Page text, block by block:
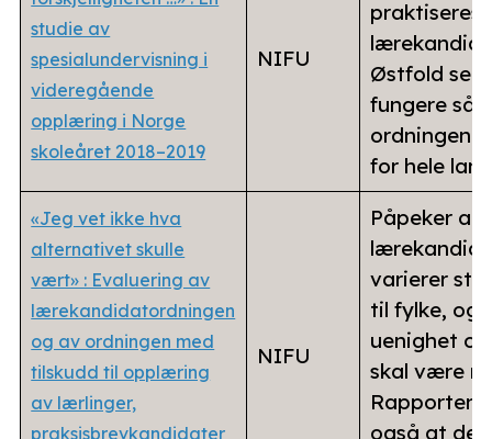
studie av
spesialundervisning i
videregående
opplæring i Norge
skoleåret 2018–2019
NIFU
praktiseres
Østfold ser
fungere så
ordningen
for hele
«Jeg vet ikke hva
alternativet skulle
vært» : Evaluering av
lærekandidatordningen
og av ordningen med
tilskudd til opplæring
av lærlinger,
praksisbrevkandidater
NIFU
Påpeker at
varierer
til fylke, og
uenighet
skal være
Rapporten
også at det